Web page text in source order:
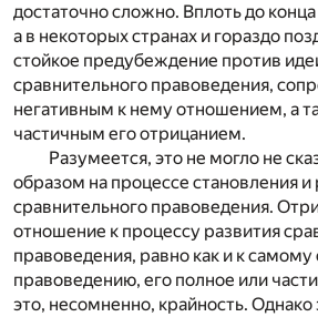
достаточно сложно. Вплоть до
а в некоторых странах и гораздо
стойкое предубеждение против
сравнительного правоведения,
негативным к нему отношением, а
частичным его отрицанием.
Разумеется, это не могло не
образом на процессе становления и
сравнительного правоведения.
отношение к процессу развития
правоведения, равно как и к
правоведению, его полное или
это, несомненно, крайность. Однако